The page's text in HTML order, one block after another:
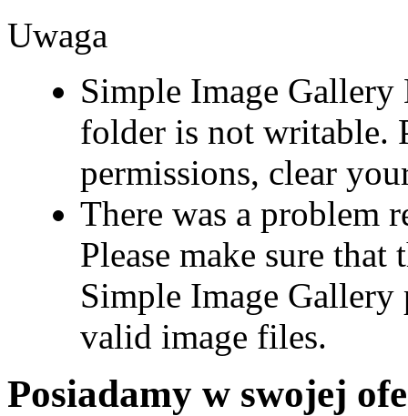
Uwaga
Simple Image
folder is not writable.
permissions, clear
There was a problem
Please make sure
Simple Image Gallery
valid image files.
Posiadamy w swojej